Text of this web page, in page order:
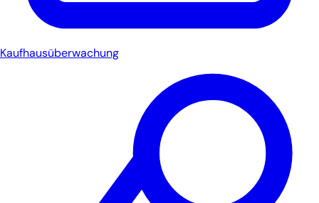
Kaufhausüberwachung